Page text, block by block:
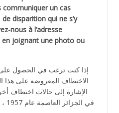
communiquer un cas
disparition qui ne s’y
nous à l’adresse
en joignant une photo ou
إذا كنت ترغب في الحصول
الاختطاف المعروضة على هذا
الإشارة إلى حالات اختطاف